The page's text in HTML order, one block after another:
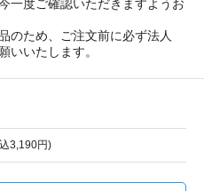
一度ご確認いただきますようお
のため、ご注文前に必ず法人
いいたします。
3,190円)